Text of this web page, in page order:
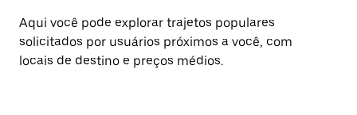
Aqui você pode explorar trajetos populares
solicitados por usuários próximos a você, com
locais de destino e preços médios.